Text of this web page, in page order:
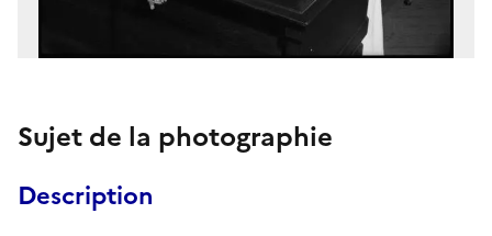
Sujet de la photographie
Description